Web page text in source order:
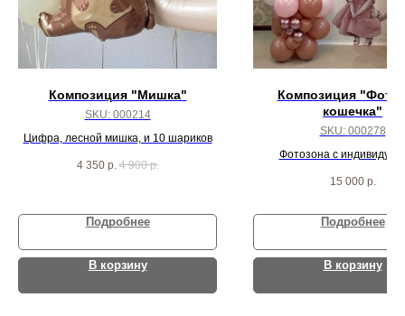
Композиция "Мишка"
SKU: 000214
Цифра, лесной мишка, и 10 шариков
4 350 р. 4 900 р.
Подробнее
В корзину
Композиция
кошечка"
SKU: 000278
Фотозона с
15 000 р.
Подробнее
В корзину